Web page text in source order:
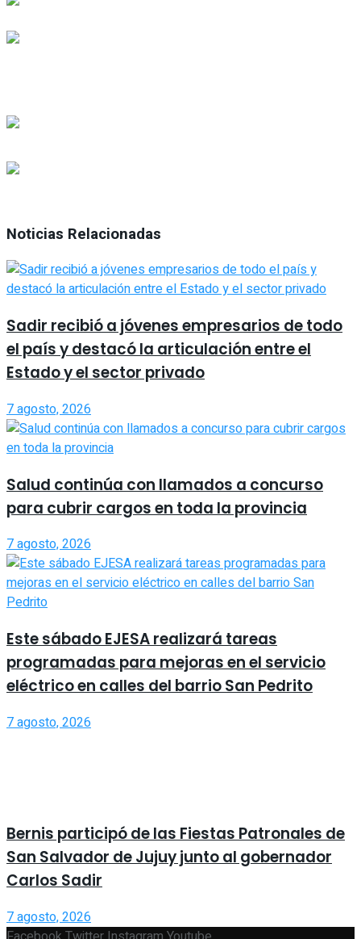
Noticias Relacionadas
Sadir recibió a jóvenes empresarios de todo
el país y destacó la articulación entre el
Estado y el sector privado
7 agosto, 2026
Salud continúa con llamados a concurso
para cubrir cargos en toda la provincia
7 agosto, 2026
Este sábado EJESA realizará tareas
programadas para mejoras en el servicio
eléctrico en calles del barrio San Pedrito
7 agosto, 2026
Bernis participó de las Fiestas Patronales de
San Salvador de Jujuy junto al gobernador
Carlos Sadir
7 agosto, 2026